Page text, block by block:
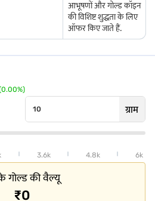
तिपटूर में गोल्ड दर
आभूषणों और गोल्ड कॉइन
की विशिष्ट शुद्धता के लिए
ऑफर किए जाते हैं.
0.00%)
ग्राम
3.6k 4.8k 6k
गोल्ड की वैल्यू
₹0